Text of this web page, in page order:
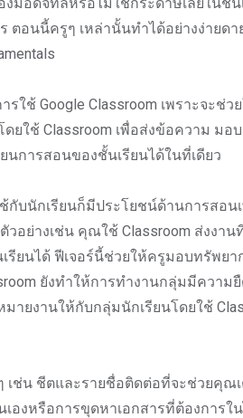
อนนี้ครูๆ เหล่านั้นทำได้อย่างง่ายดา
ใช้ Google Classroom เพราะจะช่
ยใช้ Classroom เพื่อส่งข้อความ มอ
การสอนของชั้นเรียนได้ในที่เดียว
กับนักเรียนก็มีประโยชน์ด้านการสอน
อย่างเช่น คุณใช้ Classroom ส่งงาน
รียนได้ ฟีเจอร์นี้ช่วยให้ครูมอบทรัพยา
ยังทำให้การทำงานกลุ่มมีความ
ายงานให้กับกลุ่มนักเรียนโดยใช้
เช่น ชีตและรายชื่อติดต่อที่จะช่วยคุณ
งหรือการขุดหาเอกสารที่ต้องการใ